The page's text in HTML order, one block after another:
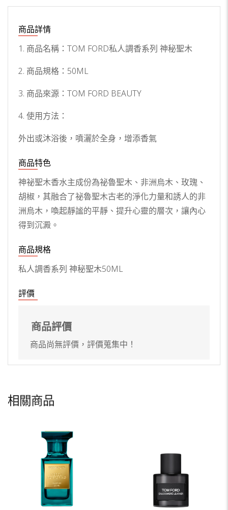
商品詳情
1. 商品名稱：TOM FORD私人調香系列 神秘聖木
2. 商品規格：50ML
3. 商品來源：TOM FORD BEAUTY
4. 使用方法：
外出或沐浴後，噴灑於全身，增添香氣
商品特色
神祕聖木香水主成份為祕魯聖木、非洲烏木、玫瑰、
胡椒，其融合了祕魯聖木古老的淨化力量和誘人的非
洲烏木，喚起靜謐的平靜、提升心靈的層次，讓內心
得到沉澱。
商品規格
私人調香系列 神秘聖木50ML
評價
商品評價
商品尚無評價，評價蒐集中！
相關商品